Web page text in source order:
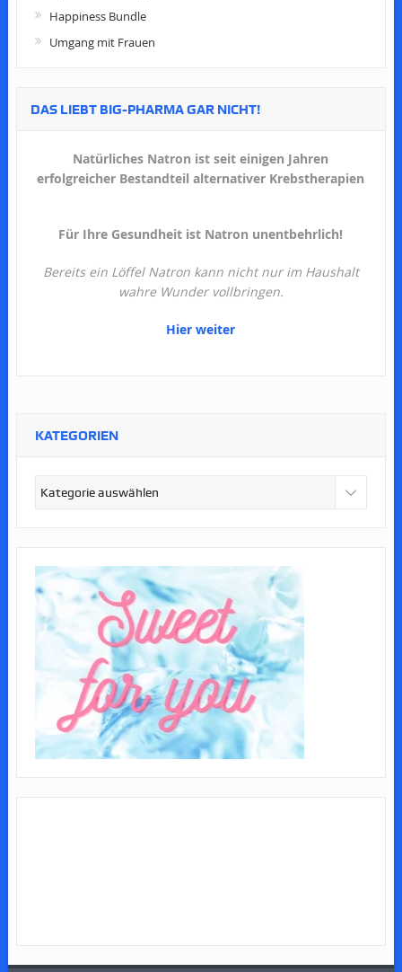
Happiness Bundle
Umgang mit Frauen
DAS LIEBT BIG-PHARMA GAR NICHT!
Natürliches Natron ist seit einigen Jahren
erfolgreicher Bestandteil alternativer Krebstherapien
Für Ihre Gesundheit ist Natron unentbehrlich!
Bereits ein Löffel Natron kann nicht nur im Haushalt
wahre Wunder vollbringen.
Hier weiter
KATEGORIEN